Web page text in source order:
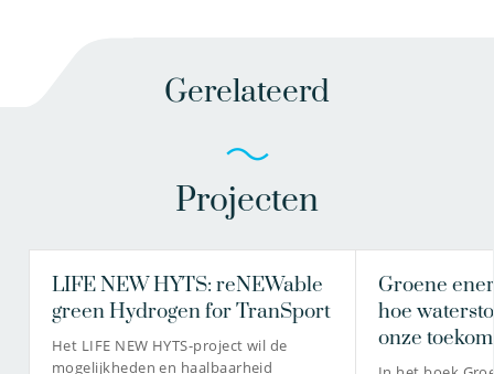
Gerelateerd
Projecten
LIFE NEW HYTS: reNEWable
green Hydrogen for TranSport
Het LIFE NEW HYTS-project wil de
mogelijkheden en haalbaarheid
Groene
hoe
onze